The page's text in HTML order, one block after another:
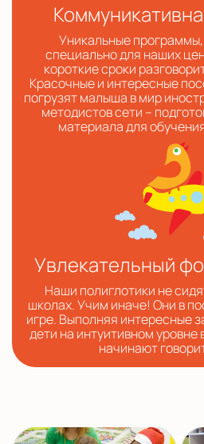
Уникальные
специально для наших
короткие сроки
Красочные и интересные
погрузят малыша в мир
методистов сети –
материала для
Увлекательный
Наши полиглотики не
школах. Учим иначе! Они в
игре. Выполняя интересные
дети на интуитивном
начинают